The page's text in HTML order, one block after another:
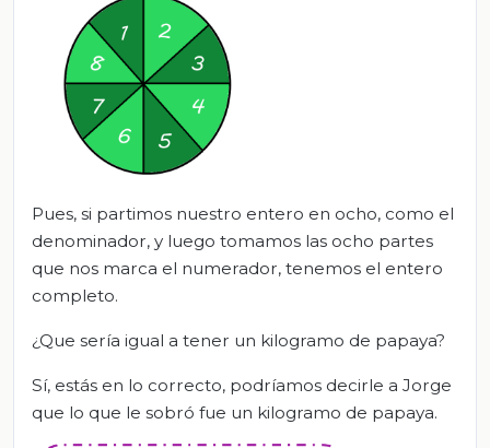
Pues, si partimos nuestro entero en ocho, como el
denominador, y luego tomamos las ocho partes
que nos marca el numerador, tenemos el entero
completo.
¿Que sería igual a tener un kilogramo de papaya?
Sí, estás en lo correcto, podríamos decirle a Jorge
que lo que le sobró fue un kilogramo de papaya.